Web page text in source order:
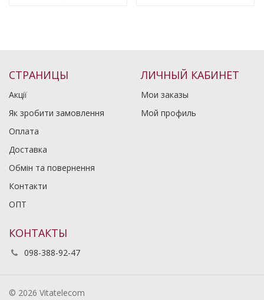
СТРАНИЦЫ
Акції
Як зробити замовлення
Оплата
Доставка
Обмін та повернення
Контакти
ОПТ
ЛИЧНЫЙ КАБИНЕТ
Мои заказы
Мой профиль
КОНТАКТЫ
098-388-92-47
© 2026 Vitatelecom